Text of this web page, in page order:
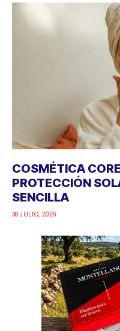
COSMÉTICA
PROTECCIÓN
SENCILLA
30 JULIO, 2026